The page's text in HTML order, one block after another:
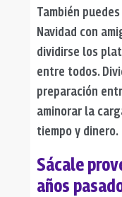
También
Navidad con
dividirse los
entre todos.
preparación
aminorar la
tiempo y dinero.
Sácale
años